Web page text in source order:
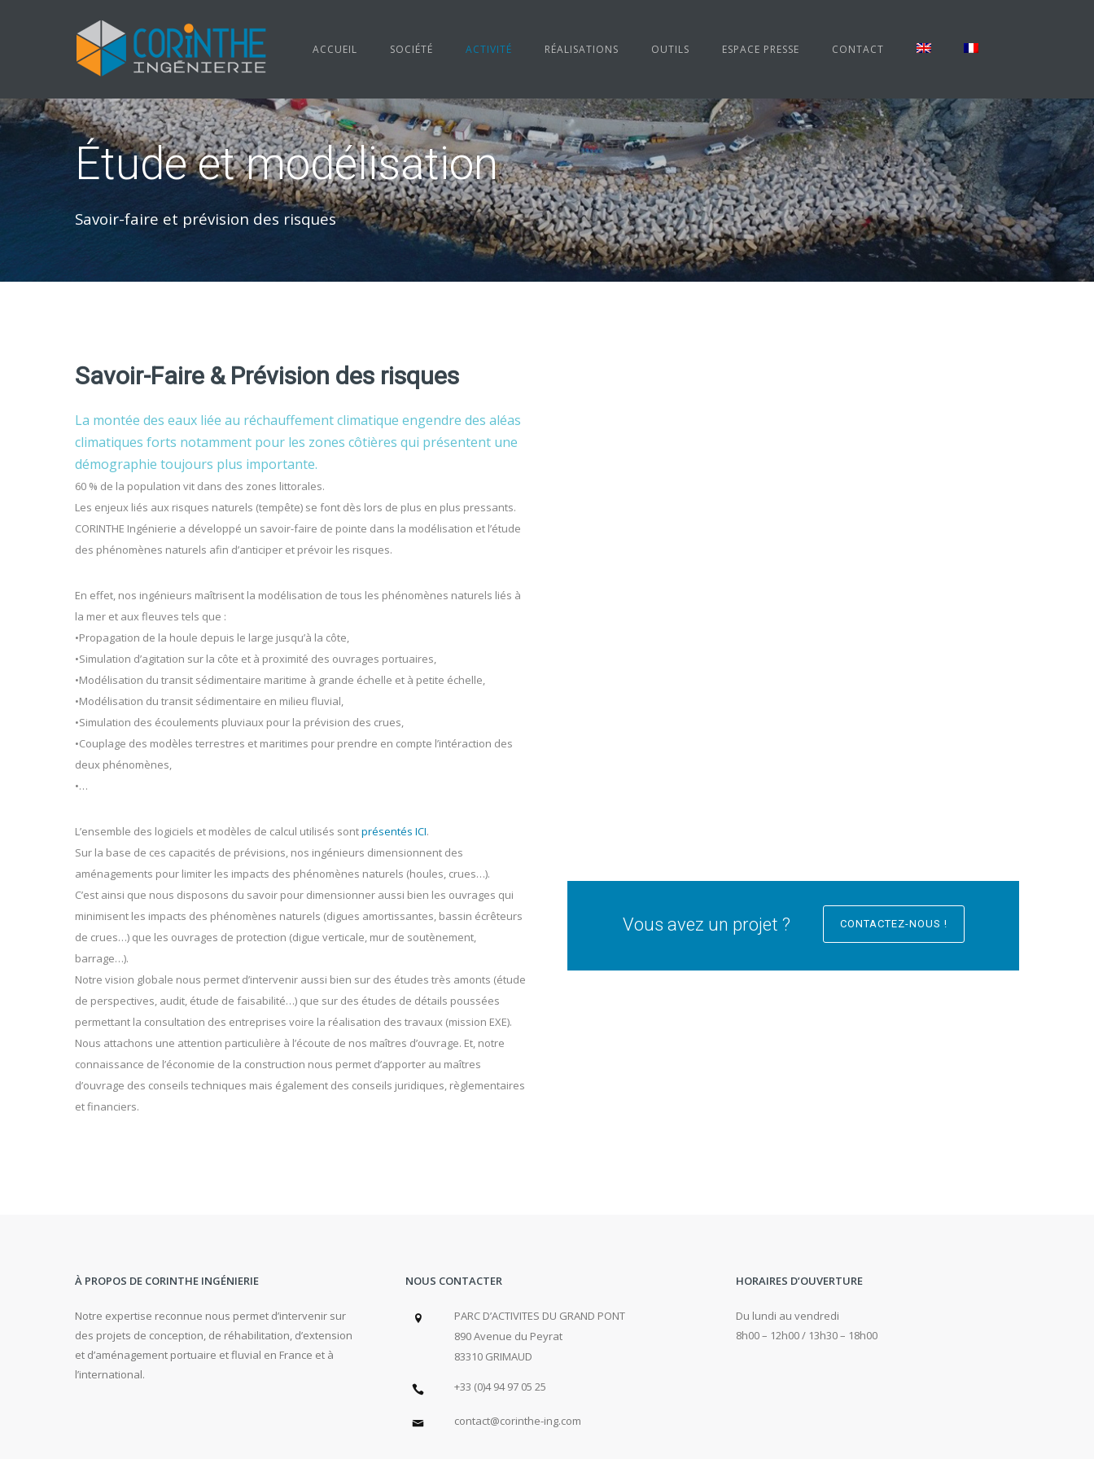
ACCUEIL SOCIÉTÉ ACTIVITÉ RÉALISATIONS OUTILS ESPACE PRESSE CONTACT
Étude et modélisation
Savoir-faire et prévision des risques
Savoir-Faire & Prévision des risques
La montée des eaux liée au réchauffement climatique engendre des aléas
climatiques forts notamment pour les zones côtières qui présentent une
démographie toujours plus importante.
60 % de la population vit dans des zones littorales.
Les enjeux liés aux risques naturels (tempête) se font dès lors de plus en plus pressants.
CORINTHE Ingénierie a développé un savoir-faire de pointe dans la modélisation et l’étude
des phénomènes naturels afin d’anticiper et prévoir les risques.
En effet, nos ingénieurs maîtrisent la modélisation de tous les phénomènes naturels liés à
la mer et aux fleuves tels que :
•Propagation de la houle depuis le large jusqu’à la côte,
•Simulation d’agitation sur la côte et à proximité des ouvrages portuaires,
•Modélisation du transit sédimentaire maritime à grande échelle et à petite échelle,
•Modélisation du transit sédimentaire en milieu fluvial,
•Simulation des écoulements pluviaux pour la prévision des crues,
•Couplage des modèles terrestres et maritimes pour prendre en compte l’intéraction des
deux phénomènes,
•…
L’ensemble des logiciels et modèles de calcul utilisés sontprésentés ICI.
Sur la base de ces capacités de prévisions, nos ingénieurs dimensionnent des
aménagements pour limiter les impacts des phénomènes naturels (houles, crues…).
C’est ainsi que nous disposons du savoir pour dimensionner aussi bien les ouvrages qui
minimisent les impacts des phénomènes naturels (digues amortissantes, bassin écrêteurs
de crues…) que les ouvrages de protection (digue verticale, mur de soutènement,
barrage…).
Notre vision globale nous permet d’intervenir aussi bien sur des études très amonts (étude
de perspectives, audit, étude de faisabilité…) que sur des études de détails poussées
permettant la consultation des entreprises voire la réalisation des travaux (mission EXE).
Nous attachons une attention particulière à l’écoute de nos maîtres d’ouvrage. Et, notre
connaissance de l’économie de la construction nous permet d’apporter au maîtres
d’ouvrage des conseils techniques mais également des conseils juridiques, règlementaires
et financiers.
Vous avez un projet ? CONTACTEZ-NOUS !
À PROPOS DE CORINTHE INGÉNIERIE
Notre expertise reconnue nous permet d’intervenir sur
des projets de conception, de réhabilitation, d’extension
et d’aménagement portuaire et fluvial en France et à
l’international.
NOUS CONTACTER
PARC D’ACTIVITES DU GRAND PONT
890 Avenue du Peyrat
83310 GRIMAUD
+33 (0)4 94 97 05 25
contact@corinthe-ing.com
HORAIRES D’OUVERTURE
Du lundi au vendredi
8h00 – 12h00 / 13h30 – 18h00